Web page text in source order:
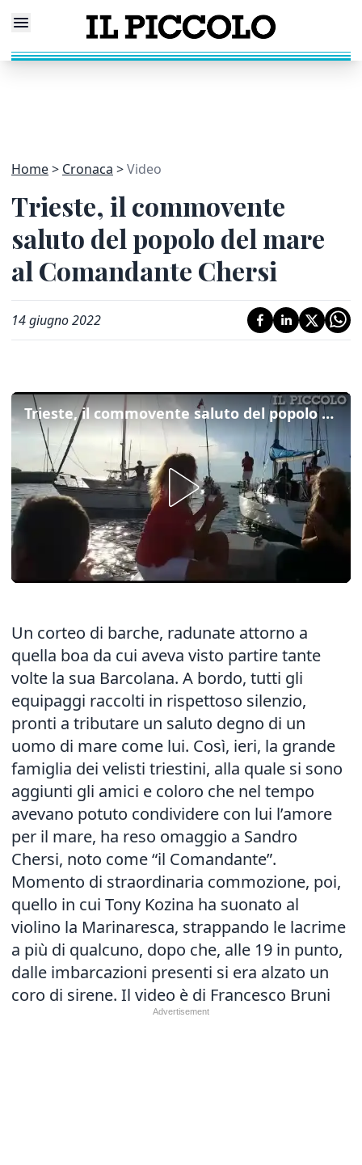
Home Cronaca Video
Trieste, il commovente
saluto del popolo del mare
al Comandante Chersi
14 giugno 2022
Trieste, il commovente saluto del popolo del mare al Comandante Chersi
Un corteo di barche, radunate attorno a
quella boa da cui aveva visto partire tante
volte la sua Barcolana. A bordo, tutti gli
equipaggi raccolti in rispettoso silenzio,
pronti a tributare un saluto degno di un
uomo di mare come lui. Così, ieri, la grande
famiglia dei velisti triestini, alla quale si sono
aggiunti gli amici e coloro che nel tempo
avevano potuto condividere con lui l’amore
per il mare, ha reso omaggio a Sandro
Chersi, noto come “il Comandante”.
Momento di straordinaria commozione, poi,
quello in cui Tony Kozina ha suonato al
violino la Marinaresca, strappando le lacrime
a più di qualcuno, dopo che, alle 19 in punto,
dalle imbarcazioni presenti si era alzato un
coro di sirene. Il video è di Francesco Bruni